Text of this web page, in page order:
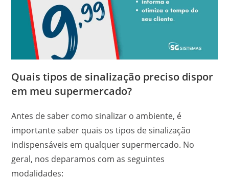
Quais tipos de sinalização preciso dispor
em meu supermercado?
Antes de saber como sinalizar o ambiente, é
importante saber quais os tipos de sinalização
indispensáveis em qualquer supermercado. No
geral, nos deparamos com as seguintes
modalidades: